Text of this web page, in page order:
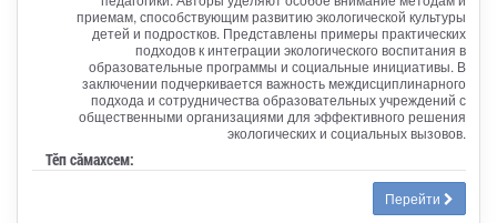
приемам, способствующим развитию экологической культуры
детей и подростков. Представлены примеры практических
подходов к интеграции экологического воспитания в
образовательные программы и социальные инициативы. В
заключении подчеркивается важность междисциплинарного
подхода и сотрудничества образовательных учреждений с
общественными организациями для эффективного решения
экологических и социальных вызовов.
Тӗп сӑмахсем:
Перейти